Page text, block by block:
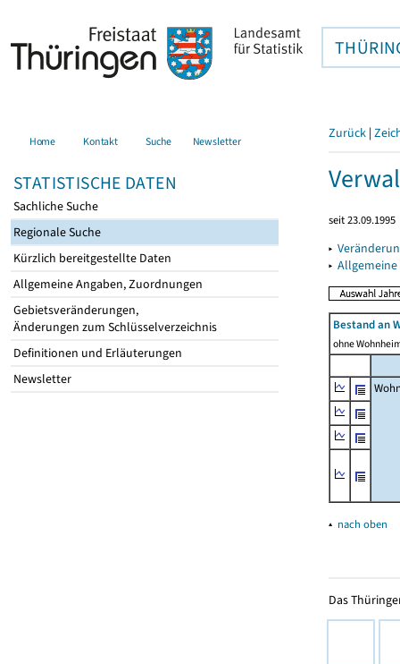
Home Kontakt Suche Newsletter
STATISTISCHE DATEN
Sachliche Suche
Regionale Suche
Kürzlich bereitgestellte Daten
Allgemeine Angaben, Zuordnungen
Gebietsveränderungen,
Änderungen zum Schlüsselverzeichnis
Definitionen und Erläuterungen
Newsletter
Zurück |
seit 23.09.1995
▸
▸
Bestand an
ohne
▴ nach oben
Das